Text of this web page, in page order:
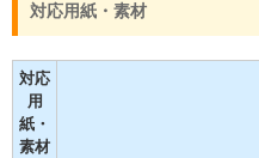
対応用紙・素材
対応
用
紙・
素材